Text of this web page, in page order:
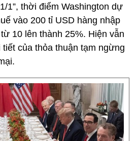
1”, thời điểm Washington dự
vào 200 tỉ USD hàng nhập
10 lên thành 25%. Hiện vẫn
của thỏa thuận tạm ngừng